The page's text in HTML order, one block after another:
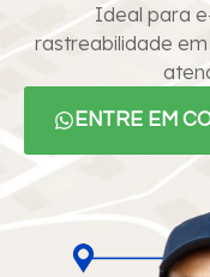
Ideal para
rastreabilidade
ENTRE EM